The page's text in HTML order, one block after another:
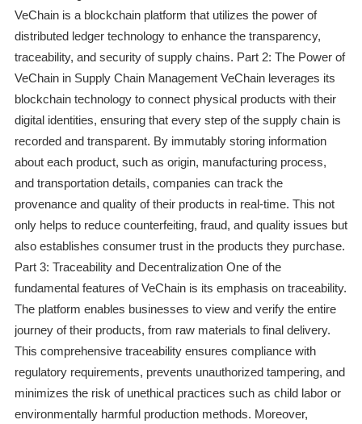
VeChain is a blockchain platform that utilizes the power of
distributed ledger technology to enhance the transparency,
traceability, and security of supply chains. Part 2: The Power of
VeChain in Supply Chain Management VeChain leverages its
blockchain technology to connect physical products with their
digital identities, ensuring that every step of the supply chain is
recorded and transparent. By immutably storing information
about each product, such as origin, manufacturing process,
and transportation details, companies can track the
provenance and quality of their products in real-time. This not
only helps to reduce counterfeiting, fraud, and quality issues but
also establishes consumer trust in the products they purchase.
Part 3: Traceability and Decentralization One of the
fundamental features of VeChain is its emphasis on traceability.
The platform enables businesses to view and verify the entire
journey of their products, from raw materials to final delivery.
This comprehensive traceability ensures compliance with
regulatory requirements, prevents unauthorized tampering, and
minimizes the risk of unethical practices such as child labor or
environmentally harmful production methods. Moreover,